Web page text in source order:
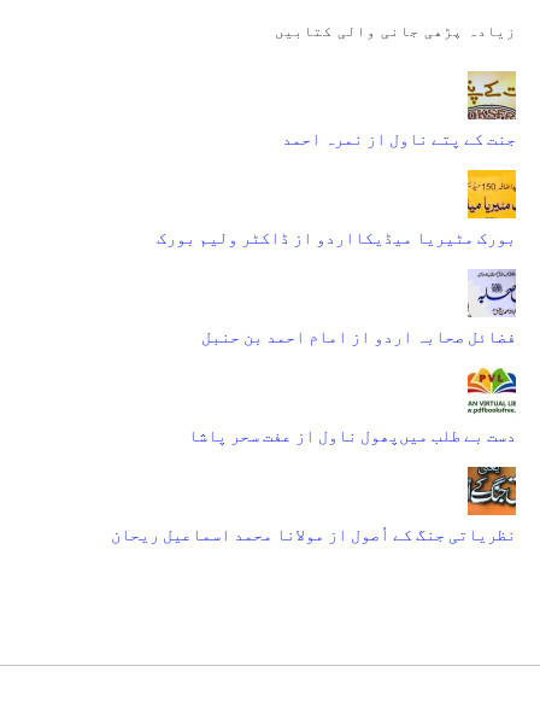
زیادہ پڑھی جانی والی کتابیں
جنت کے پتے ناول از نمرہ احمد
بورک مٹیریا میڈیکااردو از ڈاکٹر ولیم بورک
فضائل صحابہ اردو از امام احمد بن حنبل
دست بے طلب میں‌پھول ناول از عفت سحر پاشا
نظریاتی جنگ کے اُصول از مولانا محمد اسماعیل ریحان